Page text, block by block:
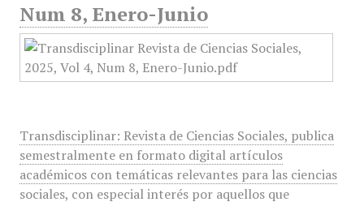
Num 8, Enero-Junio
Transdisciplinar: Revista de Ciencias Sociales, publica
semestralmente en formato digital artículos
académicos con temáticas relevantes para las ciencias
sociales, con especial interés por aquellos que